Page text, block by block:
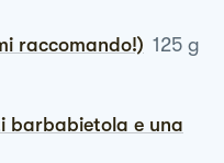
raccomando!) 125 g